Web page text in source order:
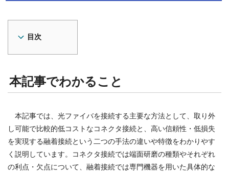
目次
本記事でわかること
本記事では、光ファイバを接続する主要な方法として、取り外
し可能で比較的低コストなコネクタ接続と、高い信頼性・低損失
を実現する融着接続という二つの手法の違いや特徴をわかりやす
く説明しています。コネクタ接続では端面研磨の種類やそれぞれ
の利点・欠点について、融着接続では専門機器を用いた具体的な